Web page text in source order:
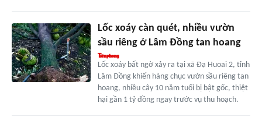
Lốc xoáy càn quét, nhiều vườn
sầu riêng ở Lâm Đồng tan hoang
Lốc xoáy bất ngờ xảy ra tại xã Đạ Huoai 2, tỉnh
Lâm Đồng khiến hàng chục vườn sầu riêng tan
hoang, nhiều cây 10 năm tuổi bị bật gốc, thiệt
hại gần 1 tỷ đồng ngay trước vụ thu hoạch.